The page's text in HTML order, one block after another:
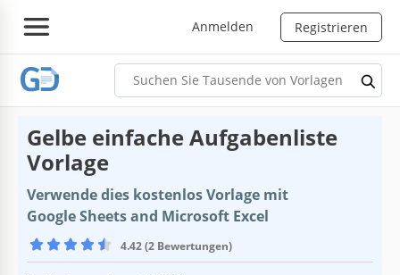
Anmelden Registrieren
Gelbe einfache Aufgabenliste
Vorlage
Verwende dies kostenlos Vorlage mit
Google Sheets and Microsoft Excel
4.42 (2 Bewertungen)